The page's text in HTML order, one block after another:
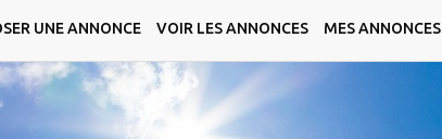
UNE ANNONCE VOIR LES ANNONCES MES ANNONCES